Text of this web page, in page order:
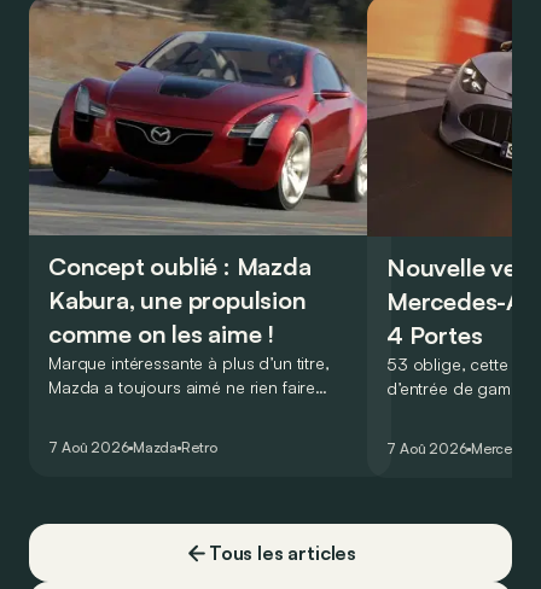
Concept oublié : Mazda
Kabura, une propulsion
comme on les aime !
Marque intéressante à plus d’un titre,
Mazda a toujours aimé ne rien faire
de la plus belle des manières…
7 Aoû 2026 Mazda Retro
Nouvelle
Mercedes-
4 Portes
53 oblige, cette
d’entrée de
moins…
7 Aoû 2026 Mercedes
Tous les articles